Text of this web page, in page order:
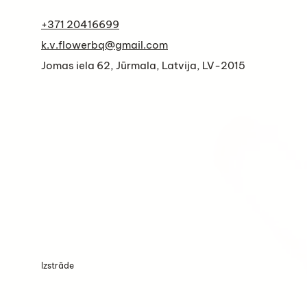
+371 20416699
k.v.flowerbq@gmail.com
Jomas iela 62, Jūrmala, Latvija, LV-2015
Izstrāde